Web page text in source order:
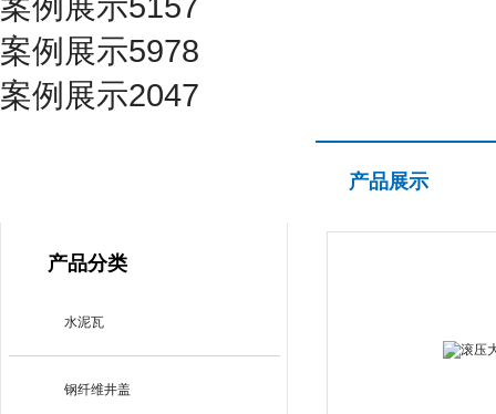
案例展示5978
案例展示2047
产品分类
水泥瓦
钢纤维井盖
产品展示